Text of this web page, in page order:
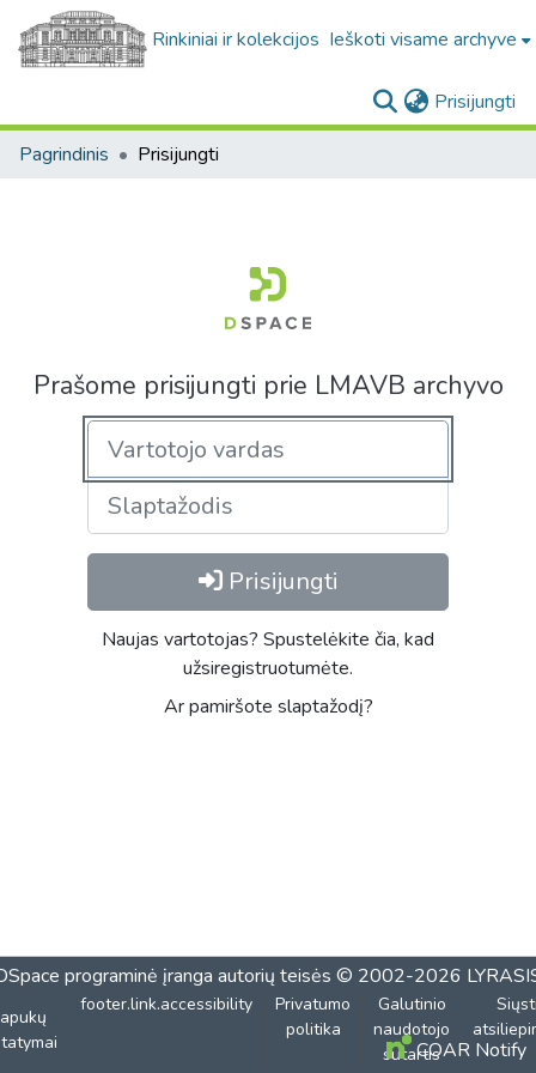
Rinkiniai ir kolekcijos Ieškoti visame archyve
Prisijungti
Pagrindinis Prisijungti
Prašome prisijungti prie LMAVB archyvo
Prisijungti
Naujas vartotojas? Spustelėkite čia, kad
užsiregistruotumėte.
Ar pamiršote slaptažodį?
programinė įranga autorių teisės © 2002-2026
footer.link.accessibility
Privatumo
politika
Galutinio
naudotojo
sutartisCOAR Notify